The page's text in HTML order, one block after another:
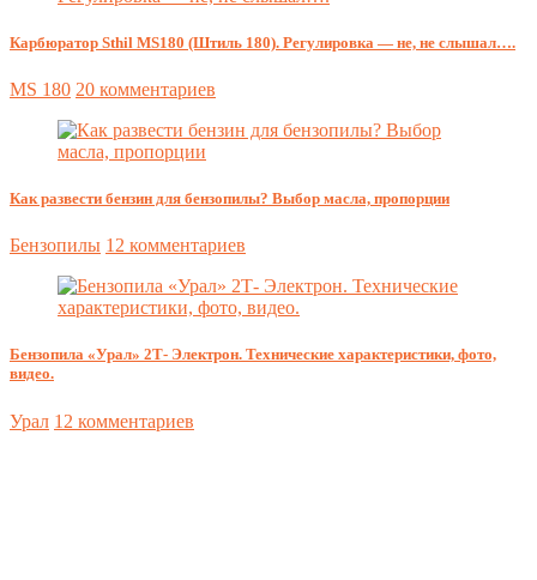
Карбюратор Sthil MS180 (Штиль 180). Регулировка — не, не слышал….
MS 180 20 комментариев
Как развести бензин для бензопилы? Выбор масла, пропорции
Бензопилы 12 комментариев
Бензопила «Урал» 2Т- Электрон. Технические характеристики, фото,
видео.
Урал 12 комментариев